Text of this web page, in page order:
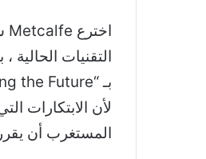
المستغرب أن يقرر Metcalfe أنه بحاجة إلى شركة مختلفة لنقل اختراع Ethernet إلى السوق ، وفي عام 1979 ، أسس 3Com مع بعض الشركاء.